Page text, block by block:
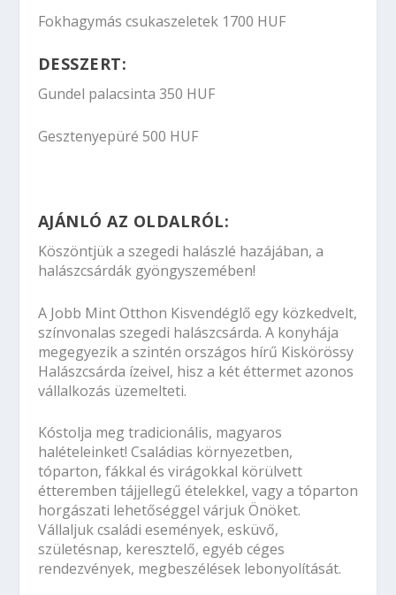
Fokhagymás csukaszeletek 1700 HUF
DESSZERT:
Gundel palacsinta 350 HUF
Gesztenyepüré 500 HUF
AJÁNLÓ AZ OLDALRÓL:
Köszöntjük a szegedi halászlé hazájában, a
halászcsárdák gyöngyszemében!
A Jobb Mint Otthon Kisvendéglő egy közkedvelt,
színvonalas szegedi halászcsárda. A konyhája
megegyezik a szintén országos hírű Kiskörössy
Halászcsárda ízeivel, hisz a két éttermet azonos
vállalkozás üzemelteti.
Kóstolja meg tradicionális, magyaros
halételeinket! Családias környezetben,
tóparton, fákkal és virágokkal körülvett
étteremben tájjellegű ételekkel, vagy a tóparton
horgászati lehetőséggel várjuk Önöket.
Vállaljuk családi események, esküvő,
születésnap, keresztelő, egyéb céges
rendezvények, megbeszélések lebonyolítását.